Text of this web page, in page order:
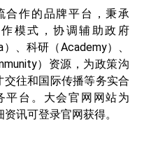
合作的品牌平台，秉承
模式，协调辅助政府
、科研（Academy）、
）资源，为政策沟
往和国际传播等务实合
平台。大会官网网站为
讯可登录官网获得。